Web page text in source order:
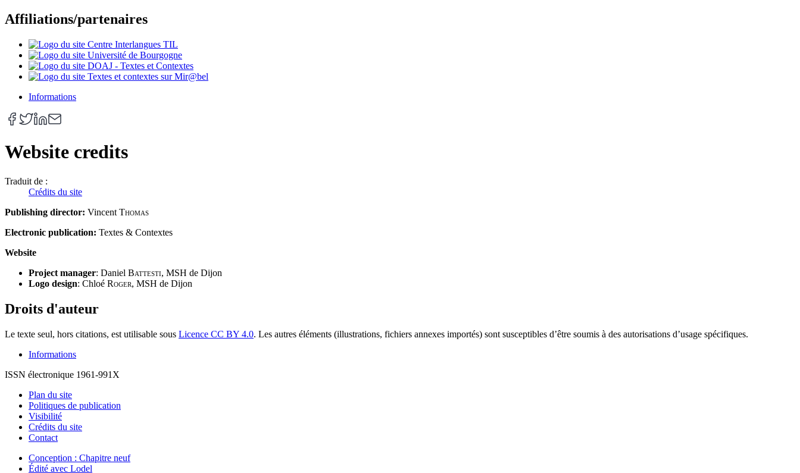
Affiliations/partenaires
Informations
Website credits
Traduit de :
Crédits du site
Publishing director: Vincent Thomas
Electronic publication: Textes & Contextes
Website
Project manager: Daniel Battesti, MSH de Dijon
Logo design: Chloé Roger, MSH de Dijon
Droits d'auteur
Le texte seul, hors citations, est utilisable sous Licence CC BY 4.0. Les autres éléments (illustrations, fichiers annexes importés) sont susceptibles d’être soumis à des autorisations d’usage spécifiques.
Informations
ISSN électronique 1961-991X
Plan du site
Politiques de publication
Visibilité
Crédits du site
Contact
Conception : Chapitre neuf
Édité avec Lodel